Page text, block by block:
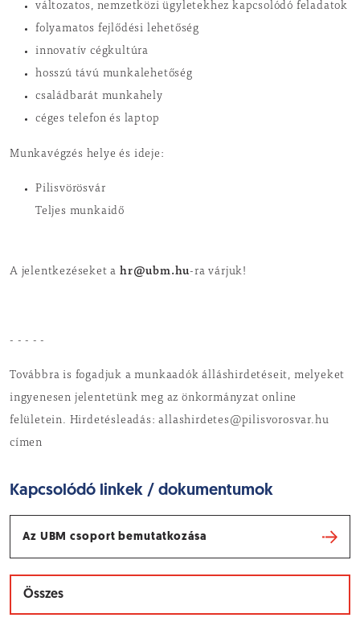
változatos, nemzetközi ügyletekhez kapcsolódó feladatok
folyamatos fejlődési lehetőség
innovatív cégkultúra
hosszú távú munkalehetőség
családbarát munkahely
céges telefon és laptop
Munkavégzés helye és ideje:
Pilisvörösvár
Teljes munkaidő
A jelentkezéseket a hr@ubm.hu-ra várjuk!
- - - - -
Továbbra is fogadjuk a munkaadók álláshirdetéseit, melyeket
ingyenesen jelentetünk meg az önkormányzat online
felületein. Hirdetésleadás: allashirdetes@pilisvorosvar.hu
címen
Kapcsolódó linkek / dokumentumok
Az UBM csoport bemutatkozása
Összes